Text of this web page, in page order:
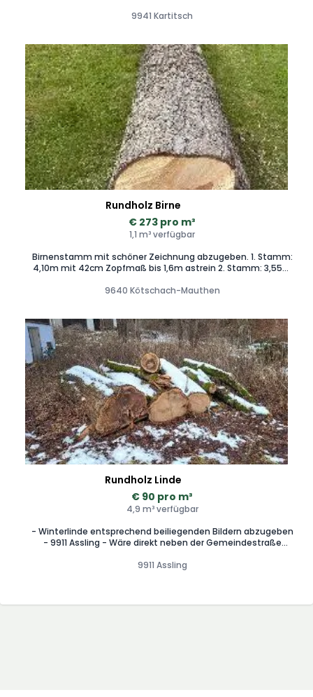
9941 Kartitsch
Rundholz Birne
€ 273 pro m³
1,1 m³ verfügbar
Birnenstamm mit schöner Zeichnung abzugeben. 1. Stamm:
4,10m mit 42cm Zopfmaß bis 1,6m astrein 2. Stamm: 3,55m
9640 Kötschach-Mauthen
Rundholz Linde
€ 90 pro m³
4,9 m³ verfügbar
- Winterlinde entsprechend beiliegenden Bildern abzugeben
- 9911 Assling - Wäre direkt neben der Gemeindestraße
Assling
9911 Assling